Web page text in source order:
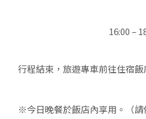
16:00 –
行程結束，旅遊專車前往住宿飯
※今日晚餐於飯店內享用。（請